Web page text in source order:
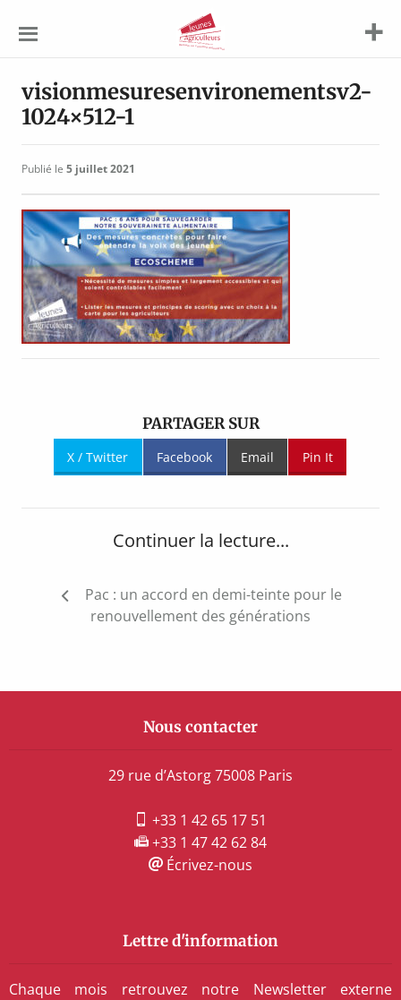
Agriculteurs
visionmesuresenvironementsv2-
1024×512-1
Publié le 5 juillet 2021
PARTAGER SUR
X / Twitter Facebook Email Pin It
Continuer la lecture...
Navigation
Pac : un accord en demi-teinte pour le
renouvellement des générations
Nous contacter
29 rue d’Astorg 75008 Paris
+33 1 42 65 17 51
+33 1 47 42 62 84
Écrivez-nous
Lettre d'information
Chaque mois retrouvez notre Newsletter externe